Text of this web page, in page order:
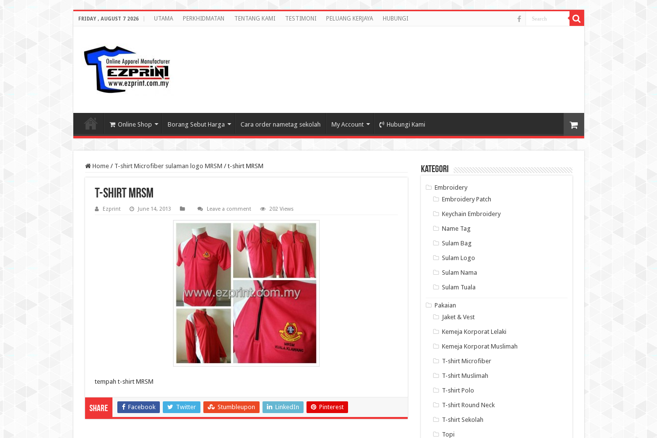
FRIDAY , AUGUST 7 2026 UTAMA PERKHIDMATAN TENTANG KAMI TESTIMONI PELUANG KERJAYA HUBUNGI
Online Shop Borang Sebut Harga Cara order nametag sekolah My Account Hubungi Kami
Home / T-shirt Microfiber sulaman logo MRSM / t-shirt MRSM
t-shirt MRSM
Ezprint June 14, 2013 Leave a comment 202 Views
tempah t-shirt MRSM
Share Facebook Twitter Stumbleupon LinkedIn Pinterest
Kategori
Embroidery
Embroidery Patch
Keychain Embroidery
Name Tag
Sulam Bag
Sulam Logo
Sulam Nama
Sulam Tuala
Pakaian
Jaket & Vest
Kemeja Korporat Lelaki
Kemeja Korporat Muslimah
T-shirt Microfiber
T-shirt Muslimah
T-shirt Polo
T-shirt Round Neck
T-shirt Sekolah
Topi